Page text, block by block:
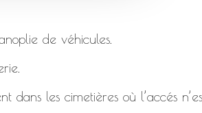
de véhicules.
les cimetières où l’accés